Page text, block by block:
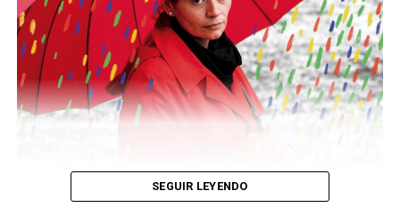
Descargar la Mu en PDF
SEGUIR LEYENDO